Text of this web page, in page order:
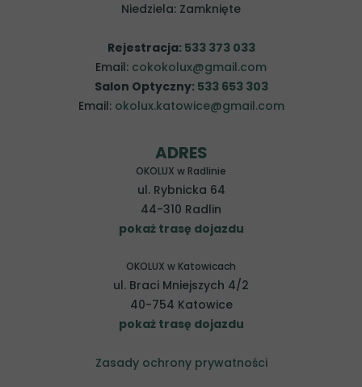
ADRES
OKOLUX w Radlinie
ul. Rybnicka 64
44-310 Radlin
pokaż trasę dojazdu
OKOLUX w Katowicach
ul. Braci Mniejszych 4/2
40-754 Katowice
pokaż trasę dojazdu
Zasady ochrony prywatności
Niedziela: Zamknięte
Rejestracja: 533 373 033
Email: cokokolux@gmail.com
Salon Optyczny: 533 653 303
Email: okolux.katowice@gmail.com